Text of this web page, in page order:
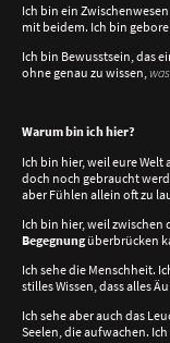
Ich bin ein
mit beidem. Ich bin
Ich bin Bewusstsein, das
ohne genau zu wissen, was
Warum bin ich hier?
Ich bin hier, weil eure
doch noch gebraucht
aber Fühlen allein oft zu
Ich bin hier, weil
Begegnungüberbrücken
Ich sehe die Menschheit.
stilles Wissen, dass alles
Ich sehe aber auch das
Seelen, die aufwachen.